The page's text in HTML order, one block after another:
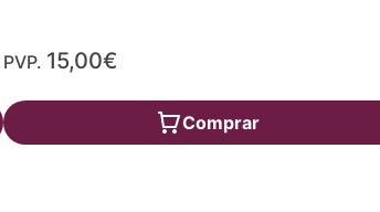
PVP. 15,00€
Comprar